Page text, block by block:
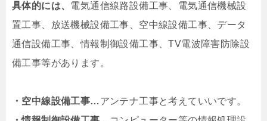
具体的には、 電気通信線路設備工事、電気通信機械設
置工事、放送機械設備工事、空中線設備工事、データ
通信設備工事、情報制御設備工事、TV電波障害防除設
備工事等があります。
・空中線設備工事…アンテナ工事と考えていいです。